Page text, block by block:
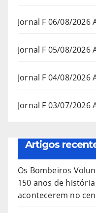
Jornal F 06/08/2026
Jornal F 05/08/2026
Jornal F 04/08/2026
Jornal F 03/07/2026
Artigos
Os Bombeiros
150 anos de
acontecerem no